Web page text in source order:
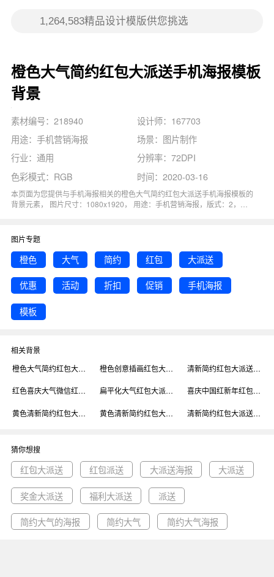
橙色大气简约红包大派送手机海报模板
背景
素材编号：218940
设计师：167703
用途：手机营销海报
场景：图片制作
行业：通用
分辨率：72DPI
色彩模式：RGB
时间：2020-03-16
本页面为您提供与手机海报相关的橙色大气简约红包大派送手机海报模板的
背景元素， 图片尺寸：1080x1920， 用途：手机营销海报，版式：2，分
较感兴趣，赶快点击编辑吧！
图片专题
橙色 大气 简约 红包 大派送
优惠 活动 折扣 促销 手机海报
模板
相关背景
橙色大气简约红包大派送手机海报模板背景
橙色创意插画红包大派送手机海报模板背景 清新简约红包大派送手机海报模板背景
红色喜庆大气微信红包大派送印刷海报模板背景 扁平化大气红包大派送广告印刷海报模板背景 喜庆中国红新年红包大派送手机海报模板背景
黄色清新简约红包大派送印刷海报模板背景 黄色清新简约红包大派送印刷海报模板背景 清新简约红包大派送印刷海报模板背景
猜你想搜
红包大派送 红包派送 大派送海报 大派送
奖金大派送 福利大派送 派送
简约大气的海报 简约大气 简约大气海报